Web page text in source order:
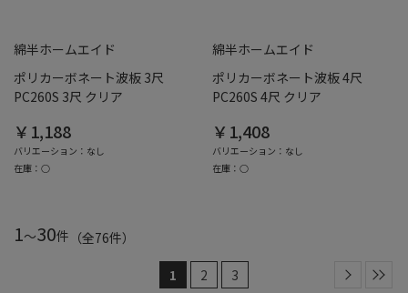
綿半ホームエイド
ポリカーボネート波板 3尺
PC260S 3尺 クリア
￥1,188
バリエーション：なし
在庫：○
綿半ホームエイド
ポリカーボネート波板 4尺
PC260S 4尺 クリア
￥1,408
バリエーション：なし
在庫：○
1～30件 （全76件）
1 2 3